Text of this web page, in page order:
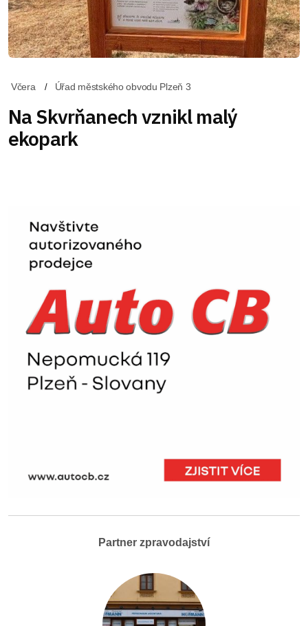
Včera Úřad městského obvodu Plzeň 3
Na Skvrňanech vznikl malý
ekopark
Partner zpravodajství